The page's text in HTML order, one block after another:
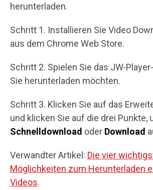
herunterladen.
Schritt 1. Installieren Sie Video
aus dem Chrome Web Store.
Schritt 2. Spielen Sie das JW-
Sie herunterladen möchten.
Schritt 3. Klicken Sie auf das
und klicken Sie auf die drei Punkte,
Schnelldownload oder Download
Verwandter Artikel: Die vier
Möglichkeiten zum Herunterladen
Videos.